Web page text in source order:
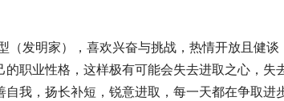
发明家），喜欢兴奋与挑战，热情开放且健谈
职业性格，这样极有可能会失去进取之心，失
我，扬长补短，锐意进取，每一天都在争取进